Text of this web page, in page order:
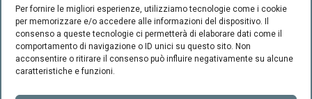
Per fornire le migliori esperienze, utilizziamo tecnologie come i cookie
per memorizzare e/o accedere alle informazioni del dispositivo. Il
consenso a queste tecnologie ci permetterà di elaborare dati come il
comportamento di navigazione o ID unici su questo sito. Non
acconsentire o ritirare il consenso può influire negativamente su alcune
caratteristiche e funzioni.
CENTRO INTEGRATO DI SESSUOLOGIA "il Ponte" - C.F.
94220800489 -Cookie Policy-Privacy
Firenze